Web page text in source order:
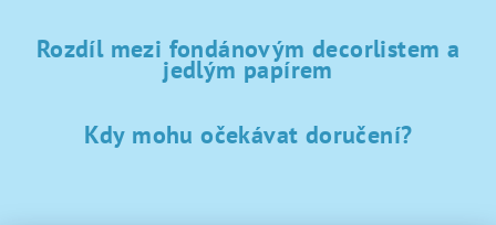
Rozdíl mezi fondánovým decorlistem a
jedlým papírem
Kdy mohu očekávat doručení?